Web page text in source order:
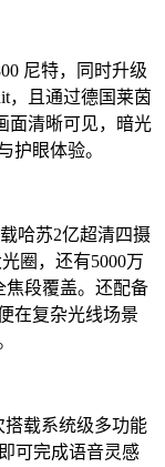
尼特，同时升级
，且通过德国莱茵
面清晰可见，暗光
护眼体验。
哈苏2亿超清四摄
圈，还有5000万
焦段覆盖。还配备
在复杂光线场景
搭载系统级多功能
可完成语音灵感